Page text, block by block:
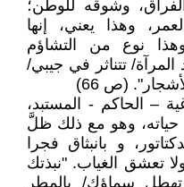
وشوقه للوطن؛
وهذا يعني، إنها
وهذا نوع من التشاؤم
تتناثر في جيبي/
(ص 66)
– الحاكم - المستبد،
وهو مع ذلك ظلَّ
و بانبثاق فجرا
تعشق الغياب. "نبذتك
تهطل سماؤك/ بالمطر